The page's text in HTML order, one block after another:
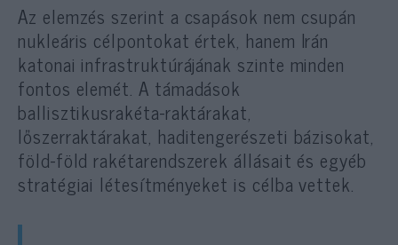
Az elemzés szerint a csapások nem csupán
nukleáris célpontokat értek, hanem Irán
katonai infrastruktúrájának szinte minden
fontos elemét. A támadások
ballisztikusrakéta-raktárakat,
lőszerraktárakat, haditengerészeti bázisokat,
föld-föld rakétarendszerek állásait és egyéb
stratégiai létesítményeket is célba vettek.